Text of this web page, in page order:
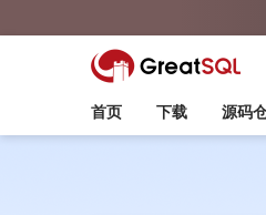
首页 下载 源码